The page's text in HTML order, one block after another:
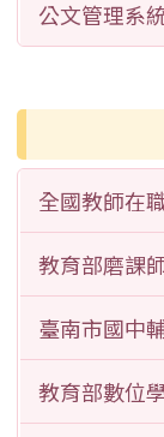
公文管理系
全國教師在
教育部磨課
臺南市國中
教育部數位